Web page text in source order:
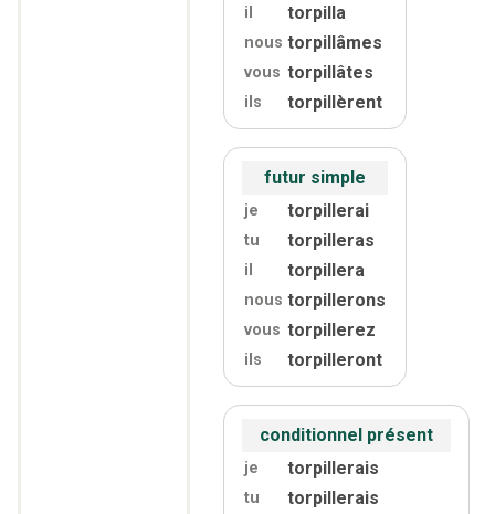
il torpilla
nous torpillâmes
vous torpillâtes
ils torpillèrent
futur simple
je torpillerai
tu torpilleras
il torpillera
nous torpillerons
vous torpillerez
ils torpilleront
conditionnel présent
je torpillerais
tu torpillerais